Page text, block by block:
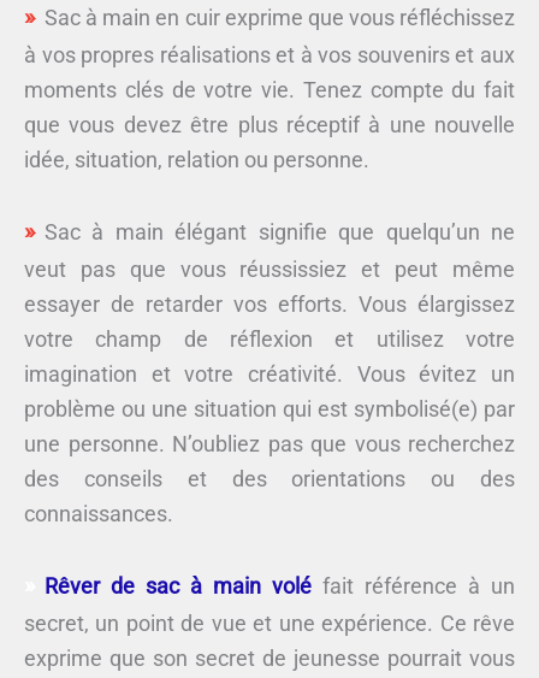
Sac à main en cuir exprime que vous réfléchissez
à vos propres réalisations et à vos souvenirs et aux
moments clés de votre vie. Tenez compte du fait
que vous devez être plus réceptif à une nouvelle
idée, situation, relation ou personne.
Sac à main élégant signifie que quelqu’un ne
veut pas que vous réussissiez et peut même
essayer de retarder vos efforts. Vous élargissez
votre champ de réflexion et utilisez votre
imagination et votre créativité. Vous évitez un
problème ou une situation qui est symbolisé(e) par
une personne. N’oubliez pas que vous recherchez
des conseils et des orientations ou des
connaissances.
Rêver de sac à main volé fait référence à un
secret, un point de vue et une expérience. Ce rêve
exprime que son secret de jeunesse pourrait vous